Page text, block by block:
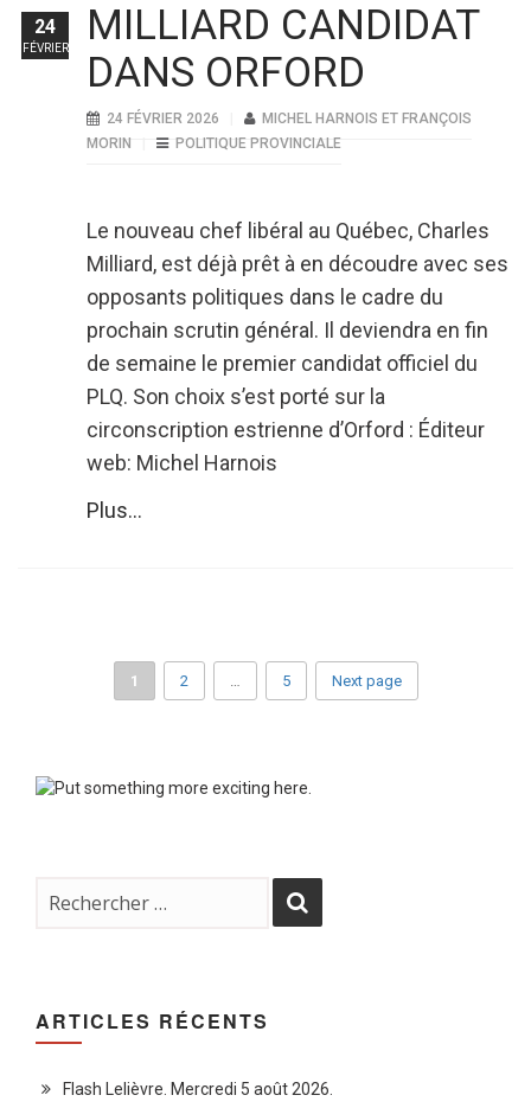
MILLIARD CANDIDAT
DANS ORFORD
24 FÉVRIER 2026
MICHEL HARNOIS ET FRANÇOIS
MORIN
POLITIQUE PROVINCIALE
Le nouveau chef libéral au Québec, Charles
Milliard, est déjà prêt à en découdre avec ses
opposants politiques dans le cadre du
prochain scrutin général. Il deviendra en fin
de semaine le premier candidat officiel du
PLQ. Son choix s’est porté sur la
circonscription estrienne d’Orford : Éditeur
web: Michel Harnois
Plus...
24
FÉVRIER
1 2 … 5 Next page
ARTICLES RÉCENTS
Flash Lelièvre. Mercredi 5 août 2026.